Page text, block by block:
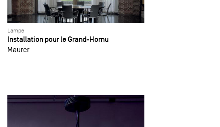
Lampe
Installation pour le Grand-Hornu
Maurer